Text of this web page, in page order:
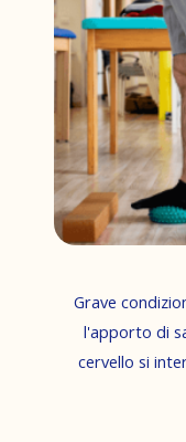
Grave
l'apporto di
cervello si